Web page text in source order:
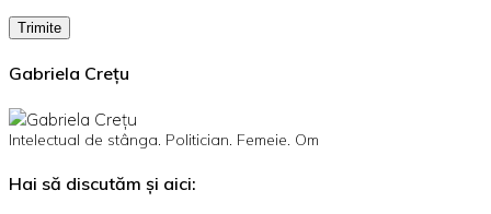
Gabriela Crețu
Intelectual de stânga. Politician. Femeie. Om
Hai să discutăm și aici: